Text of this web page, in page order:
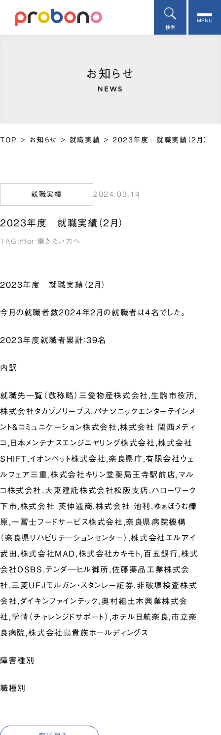
検索
MENU
お知らせ
NEWS
TOP > お知らせ > 就職実績 >2023年度 就職実績（2月）
就職実績 2024.03.14
2023年度 就職実績（2月）
for 働きたい方へ
2023年度 就職実績（2月）
今月の就職者数2024年2月の就職者は4名でした。
2023年度就職者累計：39名
内訳
就職先一覧（敬称略）三愛物産株式会社,生駒市役所,
株式会社タカゾノリーブス,パナソニックエンターテインメ
ント＆コミュニケーション株式会社,株式会社 関西メディ
コ,日本メンテナスエンジニヤリング株式会社,株式会社
SHIFT,イオンペット株式会社,奈良県庁,有限会社ウェ
ルフェア三重,株式会社キリン堂薬局王寺駅前店,マル
コ株式会社,大東建託株式会社松阪支店,ハローワーク
下市,株式会社 英伸通商,株式会社 池利,ゆぁほうむ榛
原,一冨士フードサービス株式会社,奈良県病院機構
（奈良県リハビリテーションセンター）,株式会社エルアイ
武田,株式会社MAD,株式会社カキモト,百五銀行,株式
会社OSBS,テンダ―ヒル御所,佐藤薬品工業株式会
社,三菱UFJモルガン・スタンレー証券,非破壊検査株式
会社,ダイキンファインテック,奥村組土木興業株式会
社,学情（チャレンジドサポート）,ホテル日航奈良,市立奈
良病院,株式会社鳥貴族ホールディングス
障害種別
職種別